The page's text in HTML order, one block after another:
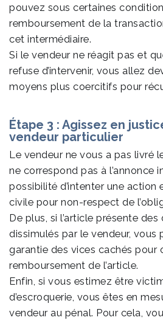
pouvez sous certaines
remboursement de la
cet intermédiaire.
Si le vendeur ne réagit pas et
refuse d’intervenir, vous allez
moyens plus coercitifs pour
Étape 3 : Agissez en
vendeur particulier
Le vendeur ne vous a pas livré
ne correspond pas à l’annonce
possibilité d’intenter une action
civile pour non-respect de
De plus, si l’article présente
dissimulés par le vendeur, vous
garantie des vices cachés pour
remboursement de l’article.
Enfin, si vous estimez être
d’escroquerie, vous êtes en
vendeur au pénal. Pour cela,